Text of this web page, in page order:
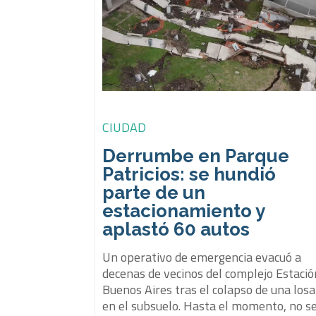
CIUDAD
Derrumbe en Parque
Patricios: se hundió
parte de un
estacionamiento y
aplastó 60 autos
Un operativo de emergencia evacuó a
decenas de vecinos del complejo
Buenos Aires tras el colapso de una losa
en el subsuelo. Hasta el momento, no